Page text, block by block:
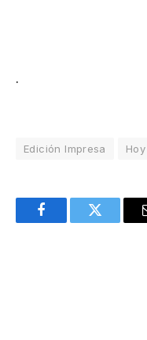
.
Edición Impresa Hoy
FacebookTwitter